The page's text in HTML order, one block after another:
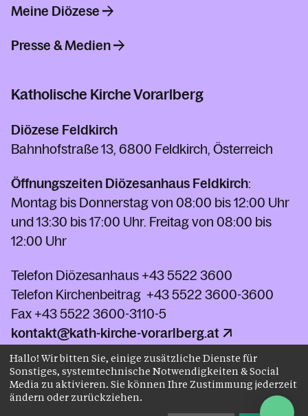
Meine Diözese
Presse & Medien
Katholische Kirche Vorarlberg
Diözese Feldkirch
Bahnhofstraße 13, 6800 Feldkirch, Österreich
Öffnungszeiten Diözesanhaus Feldkirch:
Montag bis Donnerstag von 08:00 bis 12:00 Uhr
und 13:30 bis 17:00 Uhr. Freitag von 08:00 bis
12:00 Uhr
Telefon Diözesanhaus +43 5522 3600
Telefon Kirchenbeitrag +43 5522 3600-3600
Fax +43 5522 3600-3110-5
kontakt@kath-kirche-vorarlberg.at
Kontakt
Hallo! Wir bitten Sie, einige zusätzliche Dienste für
Sonstiges, systemtechnische Notwendigkeiten & Social
Media zu aktivieren. Sie können Ihre Zustimmung jederzeit
ändern oder zurückziehen.